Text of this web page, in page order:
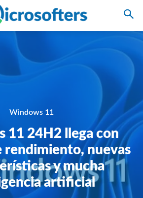
Windows 11
11 24H2 llega con
rendimiento, nuevas
y mucha
artificial